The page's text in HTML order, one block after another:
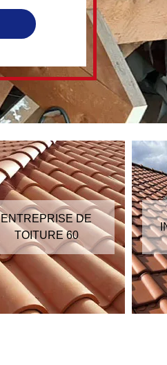
ENTREPRISE DE
TOITURE 60